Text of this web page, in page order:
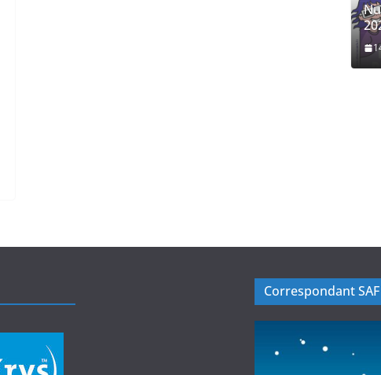
Correspondant SAF